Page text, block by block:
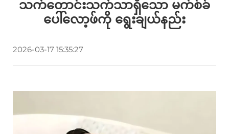
သက်တောင်းသက်သာရှိသော မက်စ်ခ်
ပေါ်လော့ဖ်ကို ရွေးချယ်နည်း
2026-03-17 15:35:27